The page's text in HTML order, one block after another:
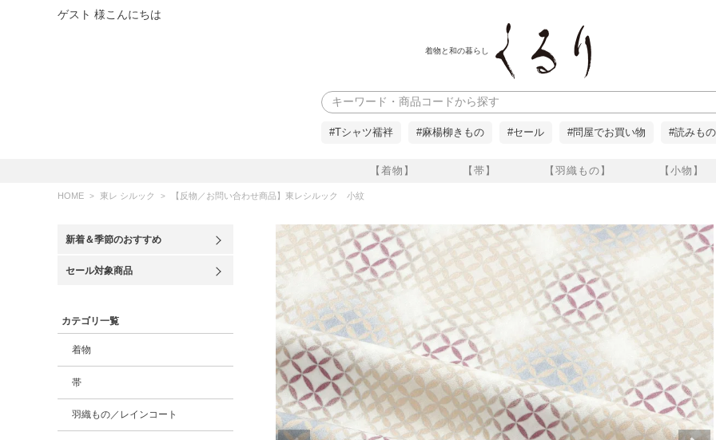
ゲスト 様こんにちは
着物と和の暮らし
【着物】 【帯】 【羽織もの】 【小物】
検索
#Tシャツ襦袢 #麻楊柳きもの #セール #問屋でお買い物 #読みもの
HOME 東レ シルック 【反物／お問い合わせ商品】東レシルック 小紋
新着＆季節のおすすめ
セール対象商品
カテゴリ一覧
着物
帯
羽織もの／レインコート